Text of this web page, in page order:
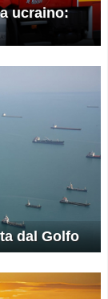
ucraino:
dal Golfo